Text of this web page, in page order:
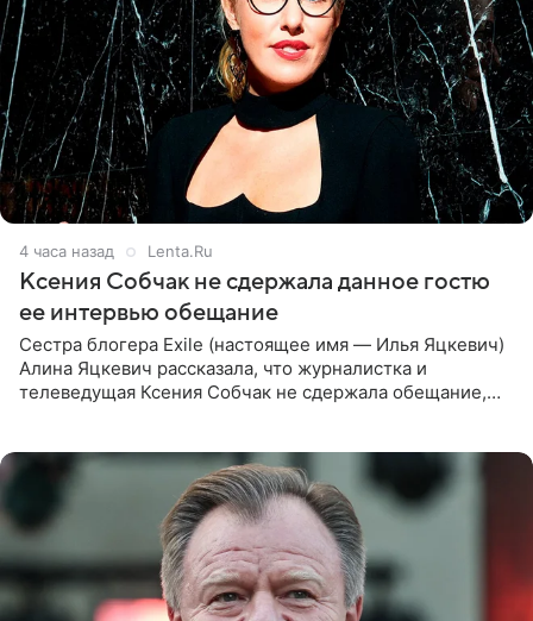
4 часа назад Lenta.Ru
Ксения Собчак не сдержала данное гостю
ее интервью обещание
Сестра блогера Exile (настоящее имя — Илья Яцкевич)
Алина Яцкевич рассказала, что журналистка и
телеведущая Ксения Собчак не сдержала обещание,